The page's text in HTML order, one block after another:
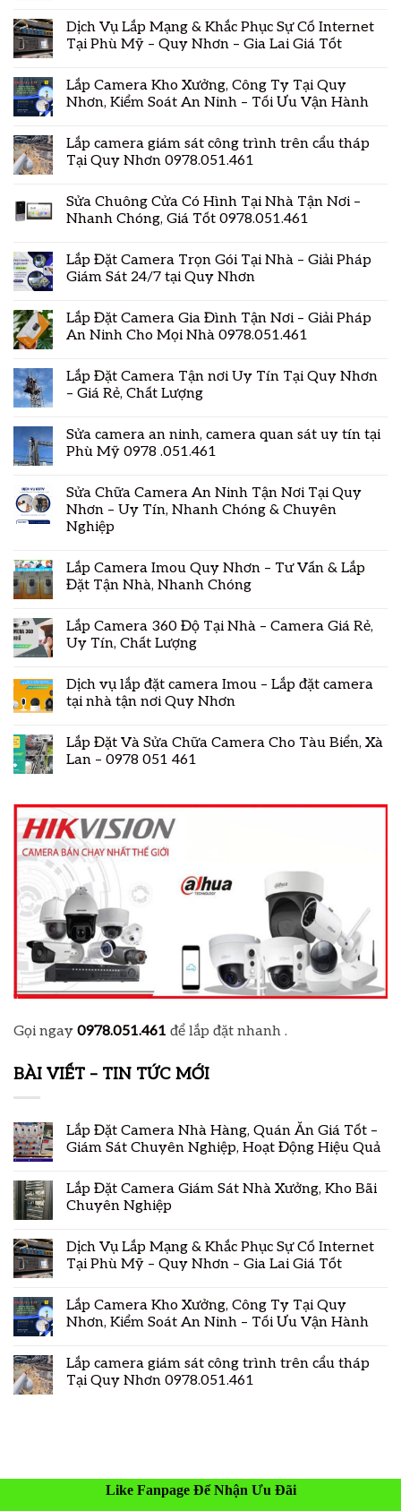
Dịch Vụ Lắp Mạng & Khắc Phục Sự Cố Internet
Tại Phù Mỹ – Quy Nhơn – Gia Lai Giá Tốt
Lắp Camera Kho Xưởng, Công Ty Tại Quy
Nhơn, Kiểm Soát An Ninh – Tối Ưu Vận Hành
Lắp camera giám sát công trình trên cẩu tháp
Tại Quy Nhơn 0978.051.461
Sửa Chuông Cửa Có Hình Tại Nhà Tận Nơi –
Nhanh Chóng, Giá Tốt 0978.051.461
Lắp Đặt Camera Trọn Gói Tại Nhà – Giải Pháp
Giám Sát 24/7 tại Quy Nhơn
Lắp Đặt Camera Gia Đình Tận Nơi – Giải Pháp
An Ninh Cho Mọi Nhà 0978.051.461
Lắp Đặt Camera Tận nơi Uy Tín Tại Quy Nhơn
– Giá Rẻ, Chất Lượng
Sửa camera an ninh, camera quan sát uy tín tại
Phù Mỹ 0978 .051.461
Sửa Chữa Camera An Ninh Tận Nơi Tại Quy
Nhơn – Uy Tín, Nhanh Chóng & Chuyên
Nghiệp
Lắp Camera Imou Quy Nhơn – Tư Vấn & Lắp
Đặt Tận Nhà, Nhanh Chóng
Lắp Camera 360 Độ Tại Nhà – Camera Giá Rẻ,
Uy Tín, Chất Lượng
Dịch vụ lắp đặt camera Imou – Lắp đặt camera
tại nhà tận nơi Quy Nhơn
Lắp Đặt Và Sửa Chữa Camera Cho Tàu Biển, Xà
Lan – 0978 051 461
Gọi ngay 0978.051.461 để lắp đặt nhanh .
BÀI VIẾT – TIN TỨC MỚI
Lắp Đặt Camera Nhà Hàng, Quán Ăn Giá Tốt –
Giám Sát Chuyên Nghiệp, Hoạt Động Hiệu Quả
Lắp Đặt Camera Giám Sát Nhà Xưởng, Kho Bãi
Chuyên Nghiệp
Dịch Vụ Lắp Mạng & Khắc Phục Sự Cố Internet
Tại Phù Mỹ – Quy Nhơn – Gia Lai Giá Tốt
Lắp Camera Kho Xưởng, Công Ty Tại Quy
Nhơn, Kiểm Soát An Ninh – Tối Ưu Vận Hành
Lắp camera giám sát công trình trên cẩu tháp
Tại Quy Nhơn 0978.051.461
Like Fanpage Để Nhận Ưu Đãi